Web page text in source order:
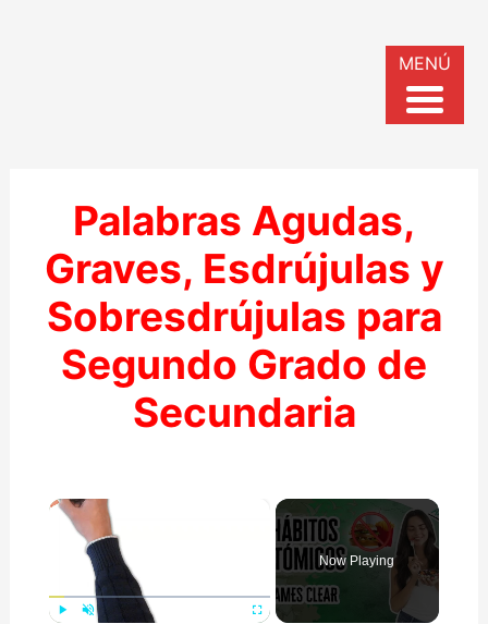
Palabras Agudas,
Graves, Esdrújulas y
Sobresdrújulas para
Segundo Grado de
Secundaria
Now Playing
MENÚ